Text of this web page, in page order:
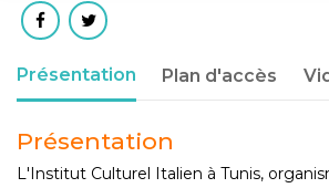
Présentation Plan d'accès
Présentation
L'Institut Culturel Italien à Tunis,